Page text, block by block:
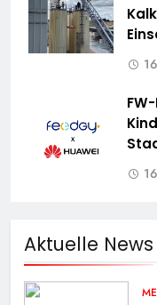
Aktuelle News